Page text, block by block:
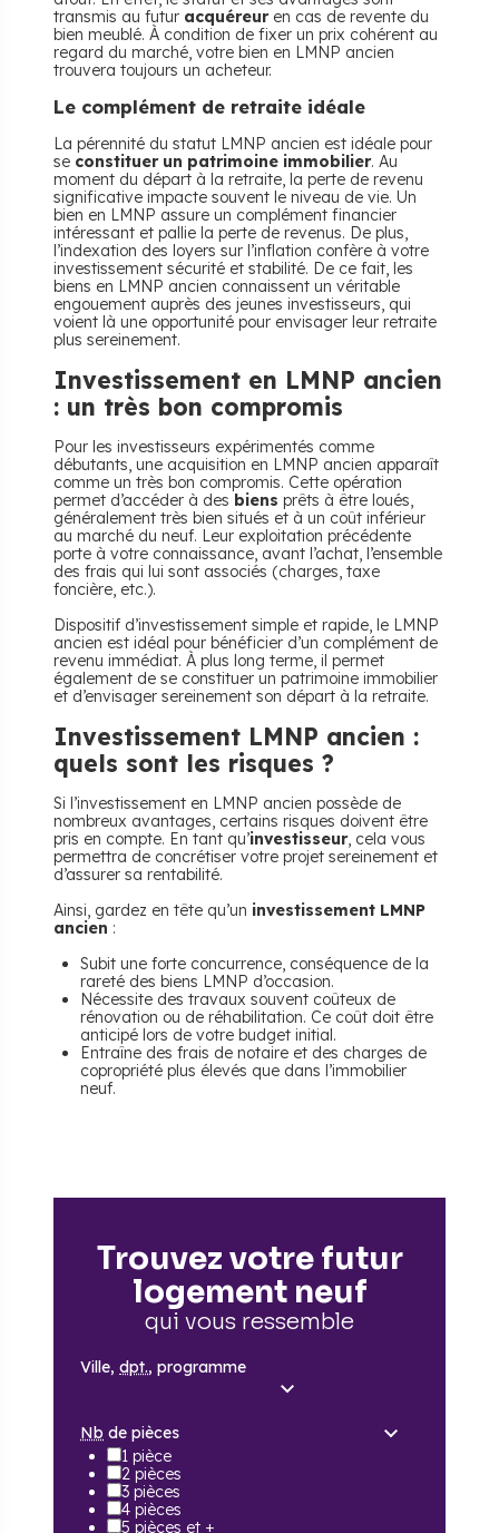
transmis au futur acquéreuren cas de revente du
bien meublé. À condition de fixer un prix cohérent au
regard du marché, votre bien en LMNP ancien
trouvera toujours un acheteur.
Le complément de retraite idéale
La pérennité du statut LMNP ancien est idéale pour
se constituer un patrimoine immobilier. Au
moment du départ à la retraite, la perte de revenu
significative impacte souvent le niveau de vie. Un
bien en LMNP assure un complément financier
intéressant et pallie la perte de revenus. De plus,
l’indexation des loyers sur l’inflation confère à votre
investissement sécurité et stabilité. De ce fait, les
biens en LMNP ancien connaissent un véritable
engouement auprès des jeunes investisseurs, qui
voient là une opportunité pour envisager leur retraite
plus sereinement.
Investissement en LMNP ancien
: un très bon compromis
Pour les investisseurs expérimentés comme
débutants, une acquisition en LMNP ancien apparaît
comme un très bon compromis. Cette opération
permet d’accéder à des biens prêts à être loués,
généralement très bien situés et à un coût inférieur
au marché du neuf. Leur exploitation précédente
porte à votre connaissance, avant l’achat, l’ensemble
des frais qui lui sont associés (charges, taxe
foncière, etc.).
Dispositif d’investissement simple et rapide, le LMNP
ancien est idéal pour bénéficier d’un complément de
revenu immédiat. À plus long terme, il permet
également de se constituer un patrimoine immobilier
et d’envisager sereinement son départ à la retraite.
Investissement LMNP ancien :
quels sont les risques ?
Si l’investissement en LMNP ancien possède de
nombreux avantages, certains risques doivent être
pris en compte. En tant qu’investisseur, cela vous
permettra de concrétiser votre projet sereinement et
d’assurer sa rentabilité.
Ainsi, gardez en tête qu’un investissement LMNP
ancien :
Subit une forte concurrence, conséquence de la
rareté des biens LMNP d’occasion.
Nécessite des travaux souvent coûteux de
rénovation ou de réhabilitation. Ce coût doit être
anticipé lors de votre budget initial.
Entraîne des frais de notaire et des charges de
copropriété plus élevés que dans l’immobilier
neuf.
Trouvez votre futur
logement neuf
qui vous ressemble
Ville, dpt., programme
Nb de pièces
1 pièce
2 pièces
3 pièces
4 pièces
5 pièces et +